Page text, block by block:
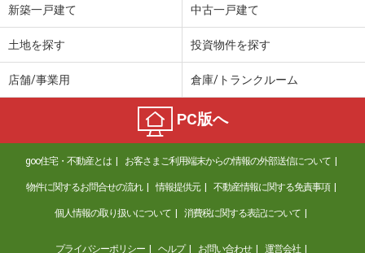
新築一戸建て 中古一戸建て
土地を探す 投資物件を探す
店舗/事業用 倉庫/トランクルーム
PC版へ
goo住宅・不動産とは お客さまご利用端末からの情報の外部送信について
物件に関するお問合せの流れ 情報提供元 不動産情報に関する免責事項
個人情報の取り扱いについて 消費税に関する表記について
プライバシーポリシー ヘルプ お問い合わせ 運営会社